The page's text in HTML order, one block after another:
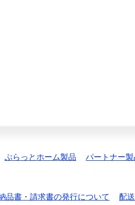
ぷらっとホーム製品 パートナー製
品書・請求書の発行について 配